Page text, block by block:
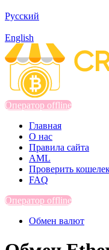
Русский
English
Оператор offline
Главная
О нас
Правила сайта
AML
Проверить
FAQ
Оператор offline
Обмен валют